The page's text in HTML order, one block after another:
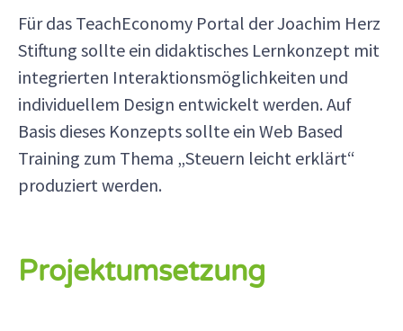
Für das TeachEconomy Portal der Joachim Herz
Stiftung sollte ein didaktisches Lernkonzept mit
integrierten Interaktionsmöglichkeiten und
individuellem Design entwickelt werden. Auf
Basis dieses Konzepts sollte ein Web Based
Training zum Thema „Steuern leicht erklärt“
produziert werden.
Projektumsetzung